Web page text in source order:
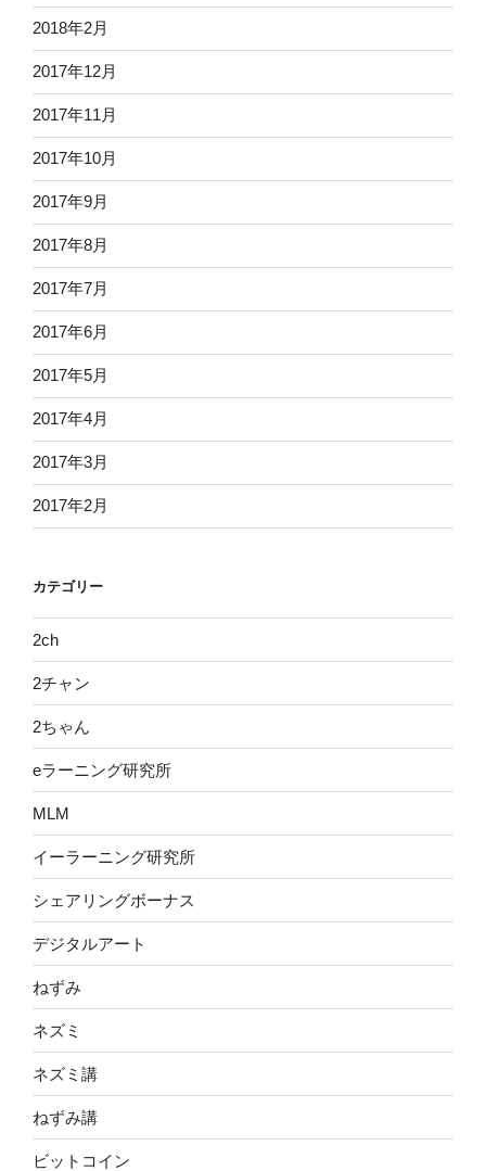
2018年2月
2017年12月
2017年11月
2017年10月
2017年9月
2017年8月
2017年7月
2017年6月
2017年5月
2017年4月
2017年3月
2017年2月
カテゴリー
2ch
2チャン
2ちゃん
eラーニング研究所
MLM
イーラーニング研究所
シェアリングボーナス
デジタルアート
ねずみ
ネズミ
ネズミ講
ねずみ講
ビットコイン